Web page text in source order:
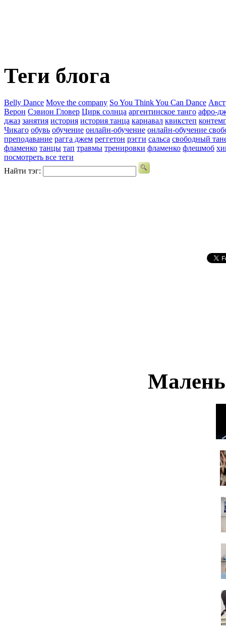
Теги блога
Belly Dance Move the company So You Think You Can Dance
Верон Сэвион Гловер Цирк солнца аргентинское танго афро-
джаз занятия история история танца карнавал квикстеп
Чикаго обувь обучение онлайн-обучение онлайн-обучение
преподавание рагга джем реггетон рэгги сальса свободный
фламенко танцы тап травмы тренировки фламенко флешмоб
посмотреть все теги
Найти тэг: